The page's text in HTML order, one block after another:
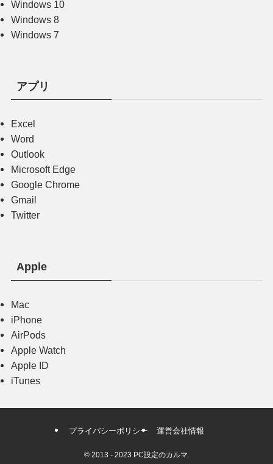
Windows 10
Windows 8
Windows 7
アプリ
Excel
Word
Outlook
Microsoft Edge
Google Chrome
Gmail
Twitter
Apple
Mac
iPhone
AirPods
Apple Watch
Apple ID
iTunes
プライバシーポリシー 運営会社情報
©2013 - 2023 PC設定のカルマ.